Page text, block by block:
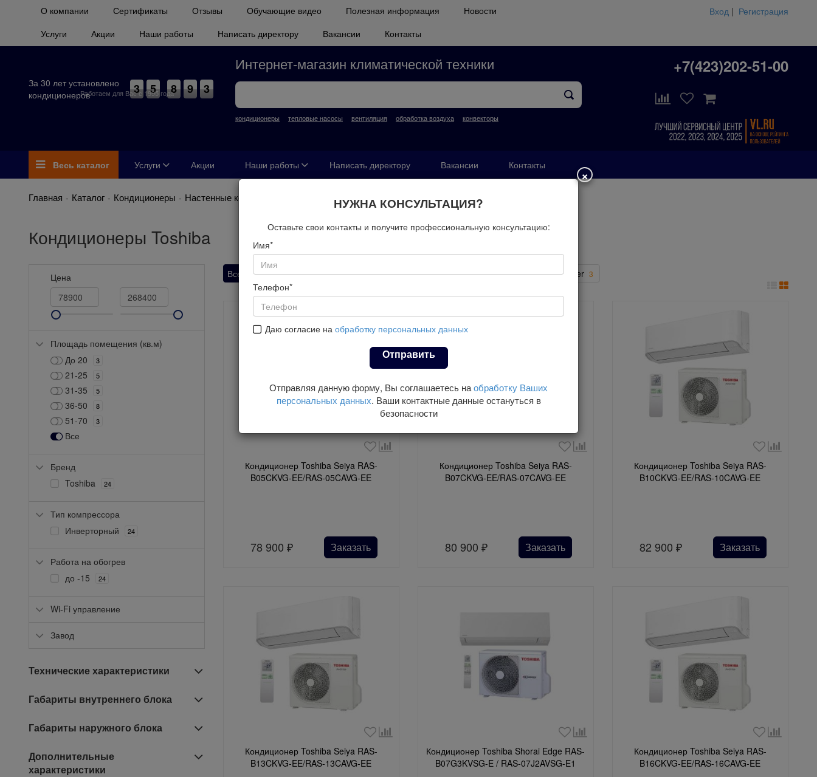
О компании Сертификаты Отзывы Обучающие видео Полезная информация
Новости
Услуги
Акции Наши работы Написать директору Вакансии Контакты
Вход | Регистрация
Работаем для Вас с 1995 года
За 30 лет установлено
кондиционеров
3 5 8 9 3
Интернет-магазин климатической техники
кондиционеры тепловые насосы вентиляция обработка воздуха конвекторы
+7(423)202-51-00
Весь каталог Услуги Акции Наши работы Написать директору Вакансии Контакты
Главная Каталог Кондиционеры Настенные кондиционеры Кондиционеры Toshiba
Кондиционеры Toshiba
Все Seiya inverter 7 Shorai Edge inverter 11 Haori inverter 3 Console inverter 3
Кондиционер Toshiba Seiya RAS-
B05CKVG-EE/RAS-05CAVG-EE
78 900 ₽ Заказать
Кондиционер Toshiba Seiya RAS-
B07CKVG-EE/RAS-07CAVG-EE
80 900 ₽ Заказать
Кондиционер Toshiba Seiya RAS-
B10CKVG-EE/RAS-10CAVG-EE
82 900 ₽ Заказать
Кондиционер Toshiba Seiya RAS-
B13CKVG-EE/RAS-13CAVG-EE
Кондиционер Toshiba Shorai Edge RAS-
B07G3KVSG-E / RAS-07J2AVSG-E1
Кондиционер Toshiba Seiya RAS-
B16CKVG-EE/RAS-16CAVG-EE
Цена
Площадь помещения (кв.м)
До 20
3
21-25 5
31-35 5
36-50 8
51-70 3
Все
Бренд
Toshiba
24
Тип компрессора
Инверторный
24
Работа на обогрев
до -15
24
Wi-Fi управление
Завод
Технические характеристики
Габариты внутреннего блока
Габариты наружного блока
Дополнительные
характеристики
×
НУЖНА КОНСУЛЬТАЦИЯ?
Оставьте свои контакты и получите профессиональную консультацию:
Имя*
Телефон*
Даю согласие на обработку персональных данных
Отправить
Отправляя данную форму, Вы соглашаетесь наобработку Ваших
персональных данных. Ваши контактные данные остануться в
безопасности